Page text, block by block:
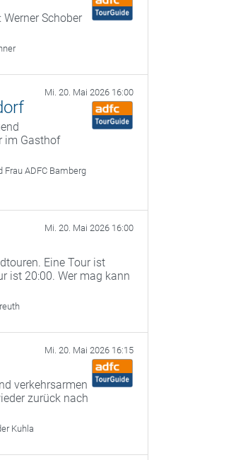
Schober
Mi. 20. Mai 2026 16:00
im Gasthof
Frau ADFC Bamberg
Mi. 20. Mai 2026 16:00
Eine Tour ist
ist 20:00. Wer mag kann
Mi. 20. Mai 2026 16:15
verkehrsarmen
zurück nach
Kuhla